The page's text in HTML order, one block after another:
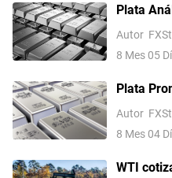
Plata
alcanza
a 62.00$
Autor
8 Mes 05
Plata
XAG/
Autor
8 Mes 04
WTI